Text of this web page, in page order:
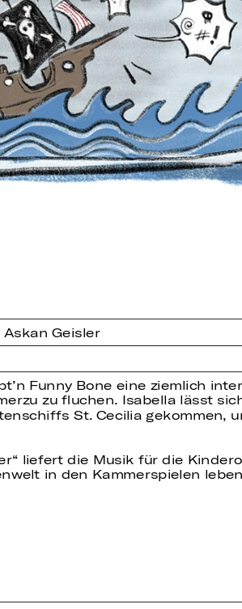
Geisler
Funny Bone eine ziemlich
zu fluchen. Isabella lässt
St. Cecilia gekommen,
liefert die Musik für die
in den Kammerspielen